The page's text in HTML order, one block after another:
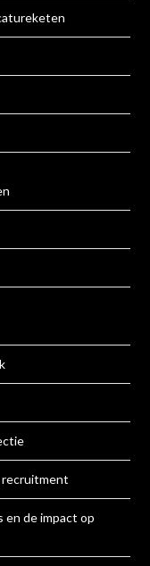
recruitment
en de impact op